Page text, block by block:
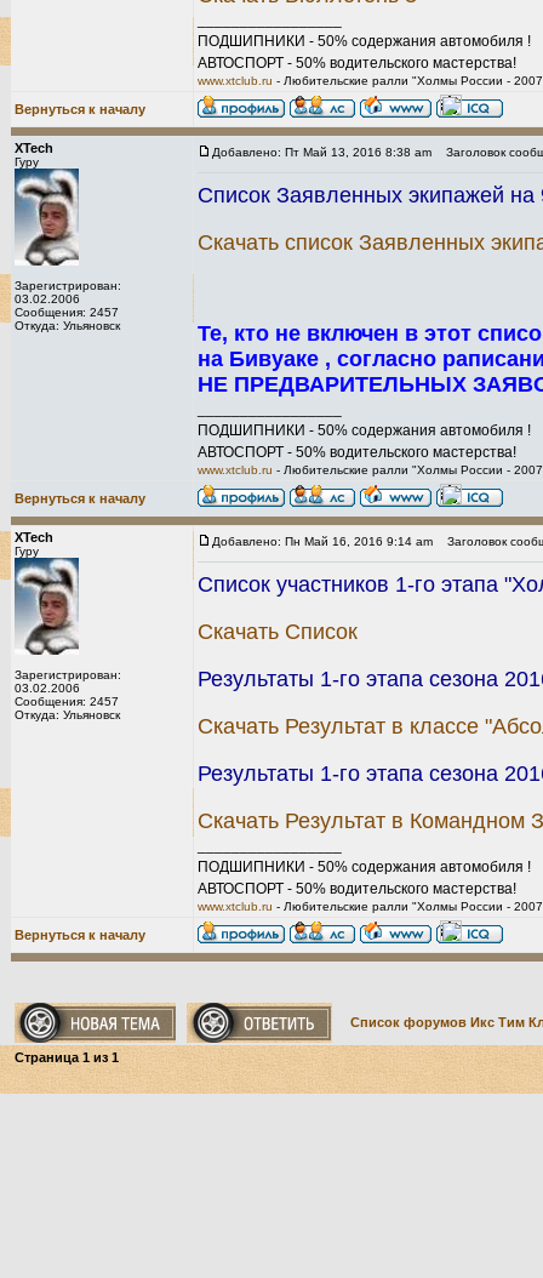
ПОДШИПНИКИ - 50% содержания автомобиля !
АВТОСПОРТ - 50% водительского мастерства!
www.xtclub.ru - Любительские ралли "Холмы России -
Вернуться к началу
XTech
Гуру
Зарегистрирован:
03.02.2006
Сообщения: 2457
Откуда: Ульяновск
Добавлено: Пт Май 13, 2016 8:38 am Заголовок
Список Заявленных экипажей на
Скачать список Заявленных
Те, кто не включен в этот
на Бивуаке , согласно
НЕ ПРЕДВАРИТЕЛЬНЫХ
ПОДШИПНИКИ - 50% содержания автомобиля !
АВТОСПОРТ - 50% водительского мастерства!
www.xtclub.ru - Любительские ралли "Холмы России -
Вернуться к началу
XTech
Гуру
Зарегистрирован:
03.02.2006
Сообщения: 2457
Откуда: Ульяновск
Добавлено: Пн Май 16, 2016 9:14 am Заголовок
Список участников 1-го этапа
Скачать Список
Результаты 1-го этапа сезона
Скачать Результат в классе
Результаты 1-го этапа сезона
Скачать Результат в Командном
ПОДШИПНИКИ - 50% содержания автомобиля !
АВТОСПОРТ - 50% водительского мастерства!
www.xtclub.ru - Любительские ралли "Холмы России -
Вернуться к началу
Список форумов Икс Тим
Страница 1 из 1